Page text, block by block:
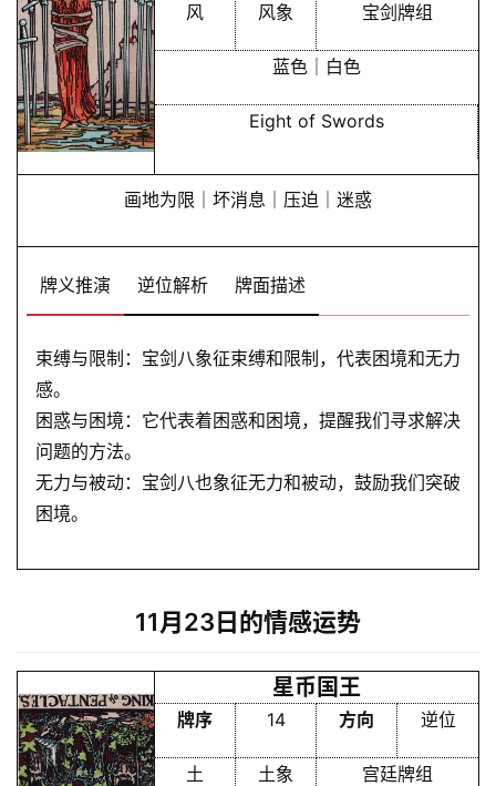
风 风象 宝剑牌组
蓝色｜白色
Eight of Swords
画地为限｜坏消息｜压迫｜迷惑
牌义推演 逆位解析 牌面描述
束缚与限制：宝剑八象征束缚和限制，代表困境和无力
感。
困惑与困境：它代表着困惑和困境，提醒我们寻求解决
问题的方法。
无力与被动：宝剑八也象征无力和被动，鼓励我们突破
困境。
11月23日的情感运势
星币国王
牌序 14 方向 逆位
土 土象 宫廷牌组